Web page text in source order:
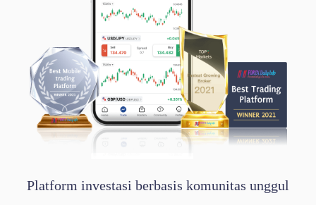
Platform investasi berbasis komunitas unggul